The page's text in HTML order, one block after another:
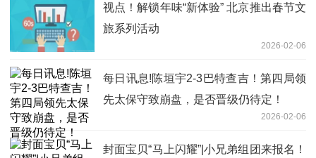
视点！解锁年味“新体验” 北京推出春节文
旅系列活动
2026-02-06
每日讯息!陈垣宇2-3巴特查吉！第四局领
先太保守致崩盘，是否晋级仍待定！
2026-02-06
封面宝贝“马上闪耀”|小兄弟组团来报名！